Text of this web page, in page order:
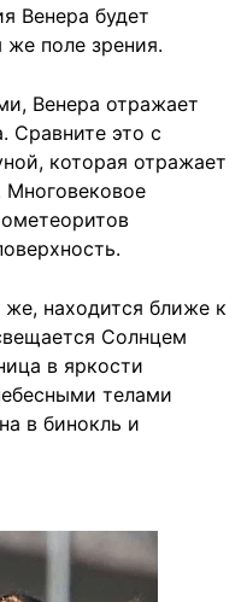
Венера будет
же поле зрения.
Венера отражает
Сравните это с
которая отражает
Многовековое
же, находится ближе к
Солнцем
в яркости
телами
в бинокль и